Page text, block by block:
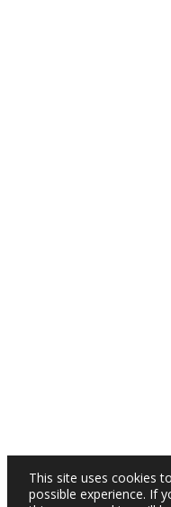
This site uses cookies
possible experience. If